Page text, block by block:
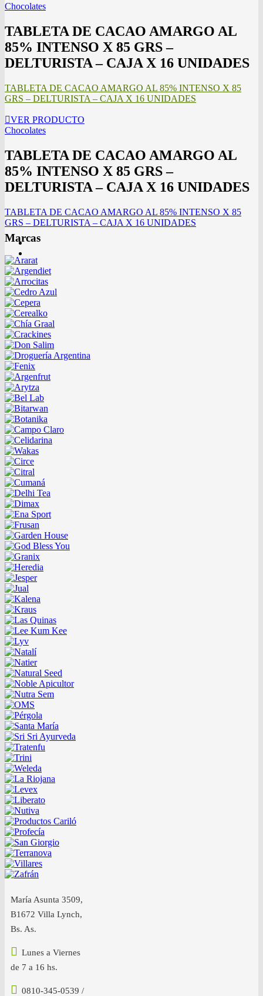
Chocolates
TABLETA DE CACAO AMARGO AL
85% INTENSO X 85 GRS –
DELTURISTA – CAJA X 16 UNIDADES
TABLETA DE CACAO AMARGO AL 85% INTENSO X 85
GRS – DELTURISTA – CAJA X 16 UNIDADES
VER PRODUCTO
Chocolates
TABLETA DE CACAO AMARGO AL
85% INTENSO X 85 GRS –
DELTURISTA – CAJA X 16 UNIDADES
TABLETA DE CACAO AMARGO AL 85% INTENSO X 85
GRS – DELTURISTA – CAJA X 16 UNIDADES
Marcas
María Asunta 3509,
B1672 Villa Lynch,
Bs. As.
Lunes a Viernes
de 7 a 16 hs.
0810-345-0539 /